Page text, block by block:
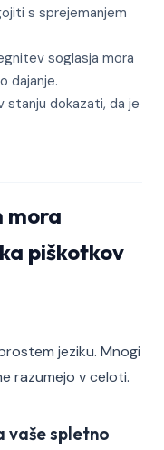
s sprejemanjem
soglasja mora
dajanje.
dokazati, da je
mora
piškotkov
jeziku. Mnogi
razumejo v celoti.
vaše spletno